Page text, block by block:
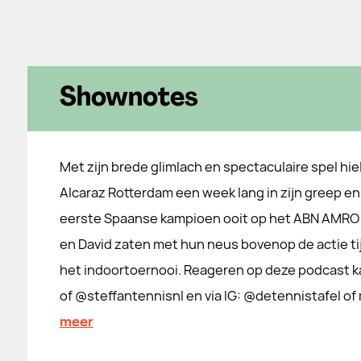
Shownotes
Met zijn brede glimlach en spectaculaire spel
Alcaraz Rotterdam een week lang in zijn greep
eerste Spaanse kampioen ooit op het ABN
en David zaten met hun neus bovenop de actie
het indoortoernooi. Reageren op deze podcast
of @steffantennisnl en via IG: @detennistafel
meer